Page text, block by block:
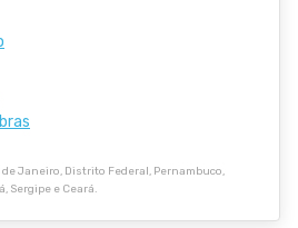
de Janeiro, Distrito Federal, Pernambuco,
Sergipe e Ceará.